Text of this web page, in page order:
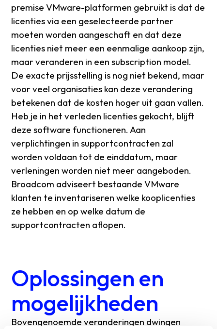
premise VMware-platformen gebruikt is dat de
licenties via een geselecteerde partner
moeten worden aangeschaft en dat deze
licenties niet meer een eenmalige aankoop zijn,
maar veranderen in een subscription model.
De exacte prijsstelling is nog niet bekend, maar
voor veel organisaties kan deze verandering
betekenen dat de kosten hoger uit gaan vallen.
Heb je in het verleden licenties gekocht, blijft
deze software functioneren. Aan
verplichtingen in supportcontracten zal
worden voldaan tot de einddatum, maar
verleningen worden niet meer aangeboden.
Broadcom adviseert bestaande VMware
klanten te inventariseren welke kooplicenties
ze hebben en op welke datum de
supportcontracten aflopen.
Oplossingen en
mogelijkheden
Bovengenoemde veranderingen dwingen